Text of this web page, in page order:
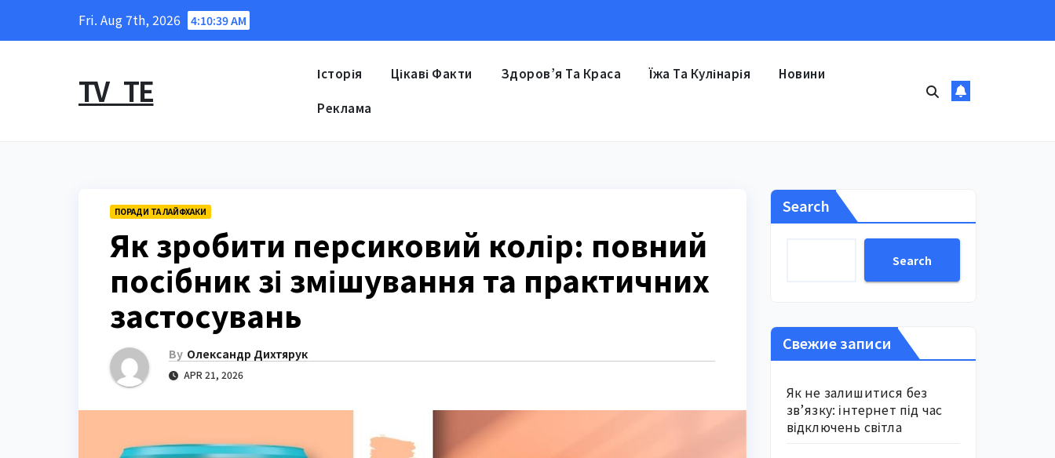
Fri. Aug 7th, 2026 4:10:40 AM
TV_TE Історія Цікаві Факти Здоров’я Та Краса Їжа Та Кулінарія Новини
Реклама
ПОРАДИ ТА ЛАЙФХАКИ
Як зробити персиковий колір: повний
посібник зі змішування та практичних
застосувань
By Олександр Дихтярук
APR 21, 2026
Search
Search
Свежие записи
Як не залишитися без
зв’язку: інтернет під час
відключень світла